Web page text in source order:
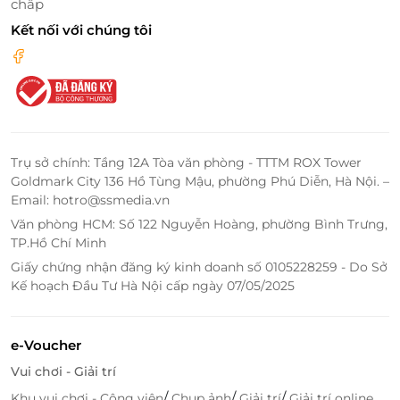
Các động tác massage và hương thảo dược giúp
bạn cảm thấy thư thái và dễ chịu, nâng cao chất
liệu sẽ giúp cải thiện độ linh hoạt và phạm vi vận
hạn chế.
chấp
Kết nối với chúng tôi
Trụ sở chính: Tầng 12A Tòa văn phòng - TTTM ROX Tower
Goldmark City 136 Hồ Tùng Mậu, phường Phú Diễn, Hà Nội. –
Email: hotro@ssmedia.vn
Văn phòng HCM: Số 122 Nguyễn Hoàng, phường Bình Trưng,
TP.Hồ Chí Minh
Giấy chứng nhận đăng ký kinh doanh số 0105228259 - Do Sở
Kế hoạch Đầu Tư Hà Nội cấp ngày 07/05/2025
e-Voucher
Vui chơi - Giải trí